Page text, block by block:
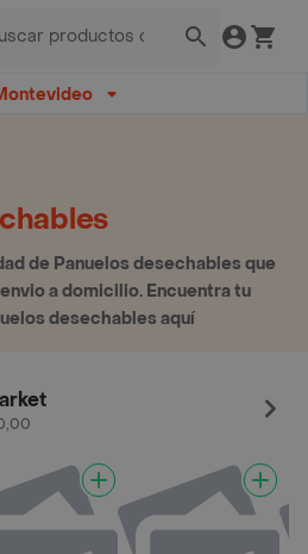
de Panuelos desechables que
a domicilio. Encuentra tu
desechables aquí